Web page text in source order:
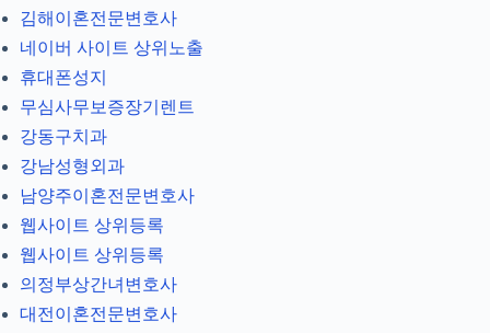
김해이혼전문변호사
네이버 사이트 상위노출
휴대폰성지
무심사무보증장기렌트
강동구치과
강남성형외과
남양주이혼전문변호사
웹사이트 상위등록
웹사이트 상위등록
의정부상간녀변호사
대전이혼전문변호사